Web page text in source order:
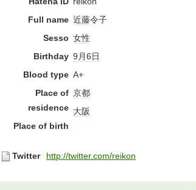
Full name 近藤令子
Sesso 女性
Birthday 9月6日
Blood type A+
Place of
residence
京都
Place of birth
大阪
Twitter http://twitter.com/reikon